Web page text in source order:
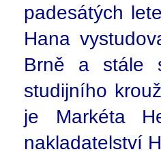
padesátých
Hana
Brně a stále
studijního
je Markéta
nakladatelství